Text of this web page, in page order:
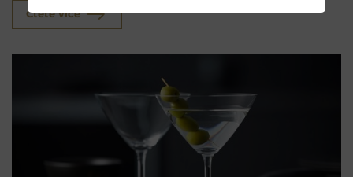
Čtěte více